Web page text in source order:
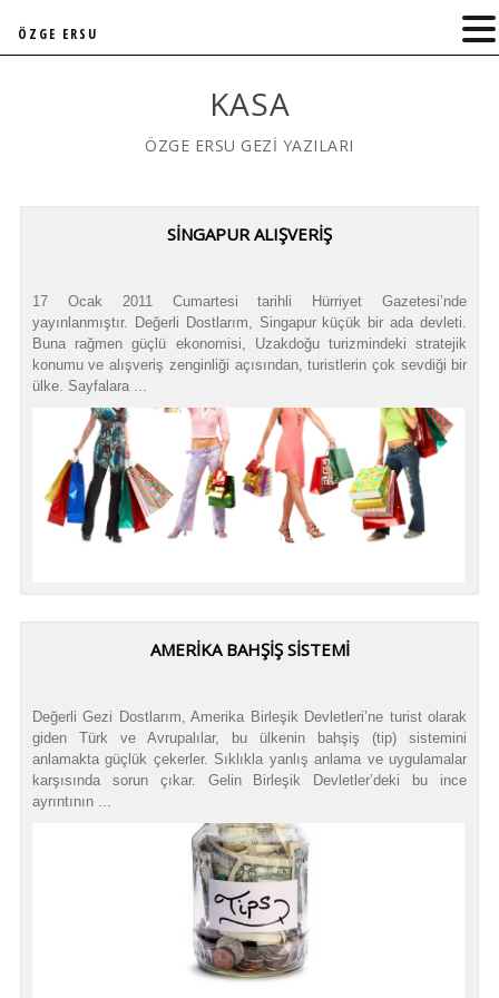
KASA
ÖZGE ERSU GEZİ YAZILARI
SINGAPUR ALIŞVERIŞ
17 Ocak 2011 Cumartesi tarihli Hürriyet Gazetesi’nde
yayınlanmıştır. Değerli Dostlarım, Singapur küçük bir ada devleti.
Buna rağmen güçlü ekonomisi, Uzakdoğu turizmindeki stratejik
konumu ve alışveriş zenginliği açısından, turistlerin çok sevdiği bir
ülke. Sayfalara ...
AMERİKA BAHŞİŞ SİSTEMİ
Değerli Gezi Dostlarım, Amerika Birleşik Devletleri’ne turist olarak
giden Türk ve Avrupalılar, bu ülkenin bahşiş (tip) sistemini
anlamakta güçlük çekerler. Sıklıkla yanlış anlama ve uygulamalar
karşısında sorun çıkar. Gelin Birleşik Devletler’deki bu ince
ayrıntının ...
ÖZGE ERSU